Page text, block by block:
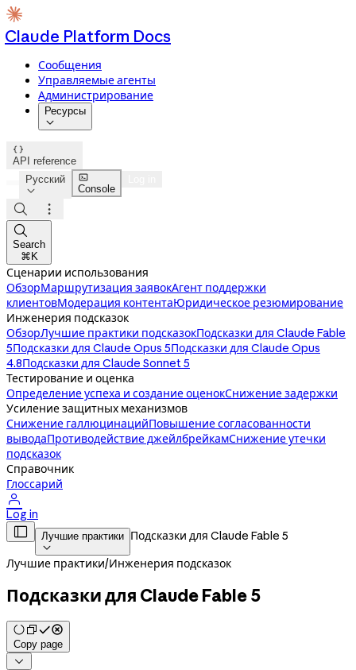
Claude Platform Docs
Сообщения
Управляемые агенты
Администрирование
Ресурсы


API reference
Русский


Console



Search
⌘K
Сценарии использования
ОбзорМаршрутизация заявокАгент поддержки
клиентовМодерация контентаЮридическое резюмирование
Инженерия подсказок
ОбзорЛучшие практики подсказокПодсказки для Claude Fable
5Подсказки для Claude Opus 5Подсказки для Claude Opus
4.8Подсказки для Claude Sonnet 5
Тестирование и оценка
Определение успеха и создание оценокСнижение задержки
Усиление защитных механизмов
Снижение галлюцинацийПовышение согласованности
выводаПротиводействие джейлбрейкамСнижение утечки
подсказок
Справочник
Глоссарий

Log in
 Лучшие практики

Подсказки для Claude Fable 5
Лучшие практики/Инженерия подсказок
Подсказки для Claude Fable 5
Copy page
